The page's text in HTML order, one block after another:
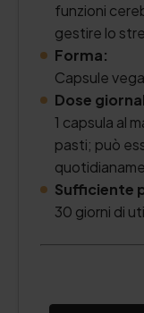
funzioni
gestire lo
Forma:
Capsule
Dose
1 capsula al
pasti; può
Sufficiente
30 giorni di